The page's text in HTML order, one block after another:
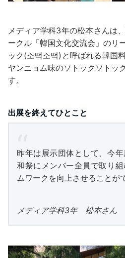
メディア学科3年の松本さんは
ークル「韓国文化交流会」のリ
ック(소떡소떡)と呼ばれる韓国
ヤンニョム味のソトックソトッ
す。
出展を終えてひとこと
昨年は展示団体として、今
和祭にメンバー全員で取り
ムワークを向上させることが
メディア学科3年 松本さん